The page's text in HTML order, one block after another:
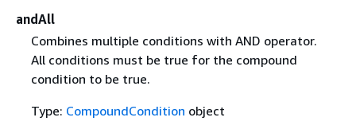
andAll
Combines multiple conditions with AND operator.
All conditions must be true for the compound
condition to be true.
Type: CompoundCondition object